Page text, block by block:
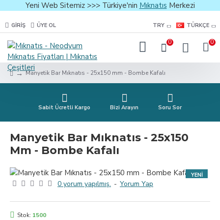
Yeni Web Sitemiz >>> Türkiye'nin Mıknatıs Merkezi
GIRIŞ ÜYE OL TRY TÜRKÇE
0 0
Manyetik Bar Mıknatıs - 25x150 mm - Bombe Kafalı
Sabit Ücretli Kargo Bizi Arayın Soru Sor
Manyetik Bar Mıknatıs - 25x150
Mm - Bombe Kafalı
YENI
0 yorum yapılmış. - Yorum Yap
Stok: 1500